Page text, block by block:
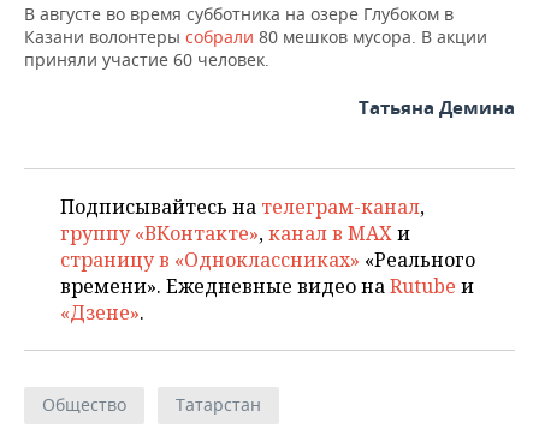
В августе во время субботника на озере Глубоком в
Казани волонтеры собрали 80 мешков мусора. В акции
приняли участие 60 человек.
Татьяна Демина
Подписывайтесь на телеграм-канал,
группу «ВКонтакте»,канал в MAXи
страницу в «Одноклассниках» «Реального
времени». Ежедневные видео наRutube и
«Дзене».
Общество Татарстан